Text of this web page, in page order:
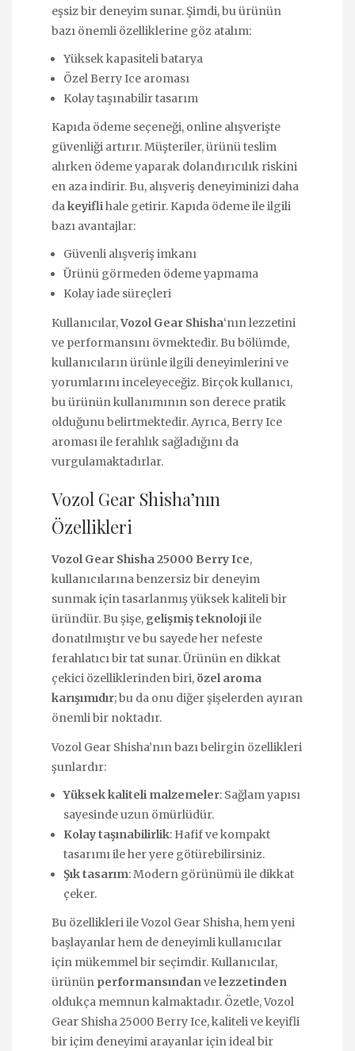
eşsiz bir deneyim sunar. Şimdi, bu ürünün
bazı önemli özelliklerine göz atalım:
Yüksek kapasiteli batarya
Özel Berry Ice aroması
Kolay taşınabilir tasarım
Kapıda ödeme seçeneği, online alışverişte
güvenliği artırır. Müşteriler, ürünü teslim
alırken ödeme yaparak dolandırıcılık riskini
en aza indirir. Bu, alışveriş deneyiminizi daha
dakeyiflihale getirir. Kapıda ödeme ile ilgili
bazı avantajlar:
Güvenli alışveriş imkanı
Ürünü görmeden ödeme yapmama
Kolay iade süreçleri
Kullanıcılar,Vozol Gear Shisha‘nın lezzetini
ve performansını övmektedir. Bu bölümde,
kullanıcıların ürünle ilgili deneyimlerini ve
yorumlarını inceleyeceğiz. Birçok kullanıcı,
bu ürünün kullanımının son derece pratik
olduğunu belirtmektedir. Ayrıca, Berry Ice
aroması ile ferahlık sağladığını da
vurgulamaktadırlar.
Vozol Gear Shisha’nın
Özellikleri
Vozol Gear Shisha 25000 Berry Ice,
kullanıcılarına benzersiz bir deneyim
sunmak için tasarlanmış yüksek kaliteli bir
üründür. Bu şişe, gelişmiş teknolojiile
donatılmıştır ve bu sayede her nefeste
ferahlatıcı bir tat sunar. Ürünün en dikkat
çekici özelliklerinden biri, özel aroma
karışımıdır; bu da onu diğer şişelerden ayıran
önemli bir noktadır.
Vozol Gear Shisha’nın bazı belirgin özellikleri
şunlardır:
Yüksek kaliteli malzemeler: Sağlam yapısı
sayesinde uzun ömürlüdür.
Kolay taşınabilirlik: Hafif ve kompakt
tasarımı ile her yere götürebilirsiniz.
Şık tasarım: Modern görünümü ile dikkat
çeker.
Bu özellikleri ile Vozol Gear Shisha, hem yeni
başlayanlar hem de deneyimli kullanıcılar
için mükemmel bir seçimdir. Kullanıcılar,
ürünün performansındanvelezzetinden
oldukça memnun kalmaktadır. Özetle, Vozol
Gear Shisha 25000 Berry Ice, kaliteli ve keyifli
bir içim deneyimi arayanlar için ideal bir